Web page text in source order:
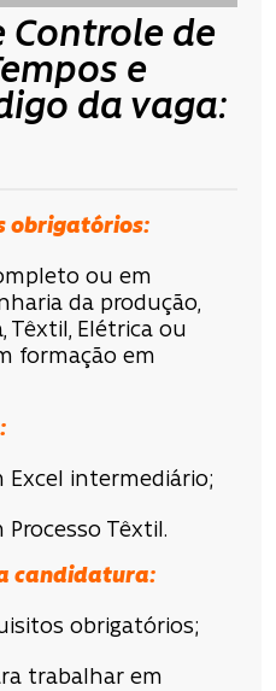
Controle de
e
da vaga:
obrigatórios:
ou em
da produção,
Têxtil, Elétrica ou
formação em
intermediário;
Têxtil.
candidatura:
obrigatórios;
trabalhar em